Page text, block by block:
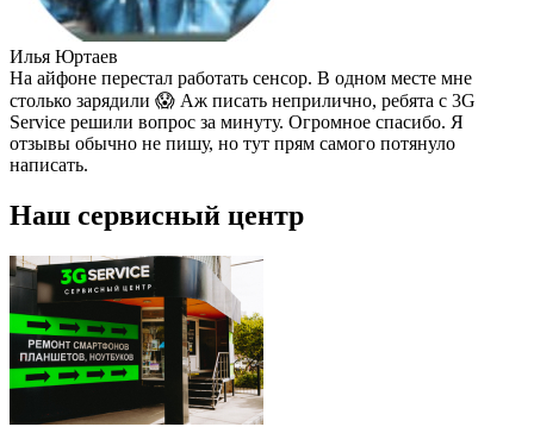
Илья Юртаев
На айфоне перестал работать сенсор. В одном месте мне
столько зарядили 😱 Аж писать неприлично, ребята с 3G
Service решили вопрос за минуту. Огромное спасибо. Я
отзывы обычно не пишу, но тут прям самого потянуло
написать.
Наш сервисный центр